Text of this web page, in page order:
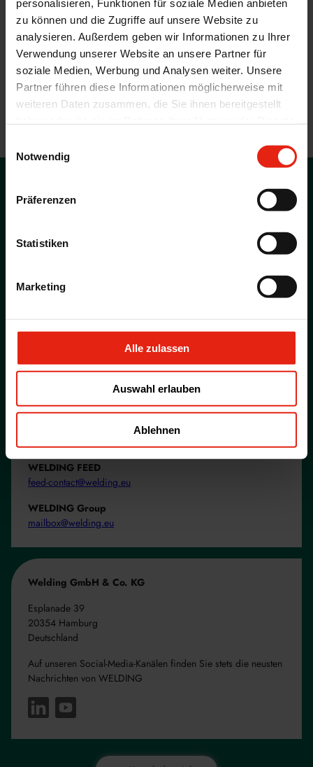
personalisieren, Funktionen für soziale Medien anbieten
zu können und die Zugriffe auf unsere Website zu
analysieren. Außerdem geben wir Informationen zu Ihrer
Verwendung unserer Website an unsere Partner für
soziale Medien, Werbung und Analysen weiter. Unsere
Partner führen diese Informationen möglicherweise mit
weiteren Daten zusammen, die Sie ihnen bereitgestellt
Notwendig
Präferenzen
Statistiken
Marketing
Alle zulassen
Auswahl erlauben
Ablehnen
Produkte für die
Lebensmittelindustrie von
WELDING
SPRECHEN SIE MIT UNS ÜBER IHRE FRAGEN UND WIR
GEBEN IHNEN ANTWORTEN ZU UNSERE
Karriere bei WELDING
Informieren Sie sich über unsere aktuellen Stellenangebote.
Zur Übersicht
WELDING FEED
feed-contact@welding.eu
WELDING Group
mailbox@welding.eu
Welding GmbH & Co. KG
Esplanade 39
20354 Hamburg
Deutschland
Auf unseren Social-Media-Kanälen finden Sie stets die neusten
Nachrichten von WELDING